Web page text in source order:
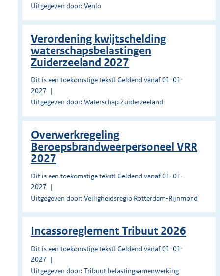
Uitgegeven door: Venlo
Verordening kwijtschelding
waterschapsbelastingen
Zuiderzeeland 2027
Dit is een toekomstige tekst! Geldend vanaf 01-01-
2027
Uitgegeven door: Waterschap Zuiderzeeland
Overwerkregeling
Beroepsbrandweerpersoneel VRR
2027
Dit is een toekomstige tekst! Geldend vanaf 01-01-
2027
Uitgegeven door: Veiligheidsregio Rotterdam-Rijnmond
Incassoreglement Tribuut 2026
Dit is een toekomstige tekst! Geldend vanaf 01-01-
2027
Uitgegeven door: Tribuut belastingsamenwerking